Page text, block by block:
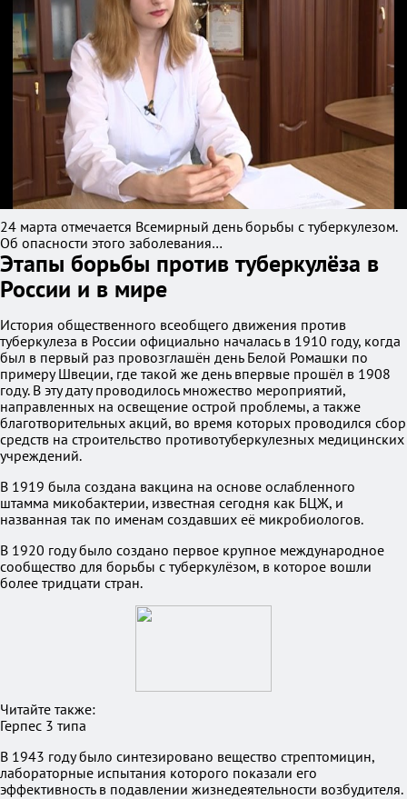
24 марта отмечается Всемирный день борьбы с туберкулезом.
Об опасности этого заболевания…
Этапы борьбы против туберкулёза в
России и в мире
История общественного всеобщего движения против
туберкулеза в России официально началась в 1910 году, когда
был в первый раз провозглашён день Белой Ромашки по
примеру Швеции, где такой же день впервые прошёл в 1908
году. В эту дату проводилось множество мероприятий,
направленных на освещение острой проблемы, а также
благотворительных акций, во время которых проводился сбор
средств на строительство противотуберкулезных медицинских
учреждений.
В 1919 была создана вакцина на основе ослабленного
штамма микобактерии, известная сегодня как БЦЖ, и
названная так по именам создавших её микробиологов.
В 1920 году было создано первое крупное международное
сообщество для борьбы с туберкулёзом, в которое вошли
более тридцати стран.
Читайте также:
Герпес 3 типа
В 1943 году было синтезировано вещество стрептомицин,
лабораторные испытания которого показали его
эффективность в подавлении жизнедеятельности возбудителя.